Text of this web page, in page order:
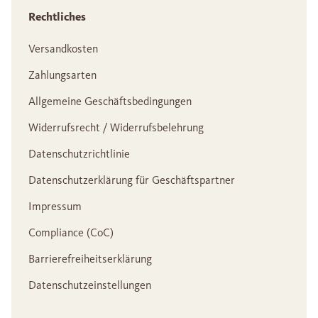
Rechtliches
Versandkosten
Zahlungsarten
Allgemeine Geschäftsbedingungen
Widerrufsrecht / Widerrufsbelehrung
Datenschutzrichtlinie
Datenschutzerklärung für Geschäftspartner
Impressum
Compliance (CoC)
Barrierefreiheitserklärung
Datenschutzeinstellungen